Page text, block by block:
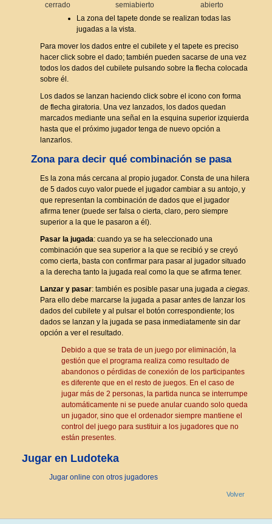
cerrado semiabierto
abierto
La zona del tapete donde se realizan todas las
jugadas a la vista.
Para mover los dados entre el cubilete y el tapete es preciso
hacer click sobre el dado; también pueden sacarse de una vez
todos los dados del cubilete pulsando sobre la flecha colocada
sobre él.
Los dados se lanzan haciendo click sobre el icono con forma
de flecha giratoria. Una vez lanzados, los dados quedan
marcados mediante una señal en la esquina superior izquierda
hasta que el próximo jugador tenga de nuevo opción a
lanzarlos.
Zona para decir qué combinación se pasa
Es la zona más cercana al propio jugador. Consta de una hilera
de 5 dados cuyo valor puede el jugador cambiar a su antojo, y
que representan la combinación de dados que el jugador
afirma tener (puede ser falsa o cierta, claro, pero siempre
superior a la que le pasaron a él).
Pasar la jugada: cuando ya se ha seleccionado una
combinación que sea superior a la que se recibió y se creyó
como cierta, basta con confirmar para pasar al jugador situado
a la derecha tanto la jugada real como la que se afirma tener.
Lanzar y pasar: también es posible pasar una jugada a ciegas.
Para ello debe marcarse la jugada a pasar antes de lanzar los
dados del cubilete y al pulsar el botón correspondiente; los
dados se lanzan y la jugada se pasa inmediatamente sin dar
opción a ver el resultado.
Debido a que se trata de un juego por eliminación, la
gestión que el programa realiza como resultado de
abandonos o pérdidas de conexión de los participantes
es diferente que en el resto de juegos. En el caso de
jugar más de 2 personas, la partida nunca se interrumpe
automáticamente ni se puede anular cuando solo queda
un jugador, sino que el ordenador siempre mantiene el
control del juego para sustituir a los jugadores que no
están presentes.
Jugar en Ludoteka
Jugar online con otros jugadores
Volver